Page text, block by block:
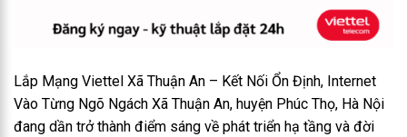
Lắp Mạng Viettel Xã Thuận An – Kết Nối Ổn Định, Internet
Vào Từng Ngõ Ngách Xã Thuận An, huyện Phúc Thọ, Hà Nội
đang dần trở thành điểm sáng về phát triển hạ tầng và đời